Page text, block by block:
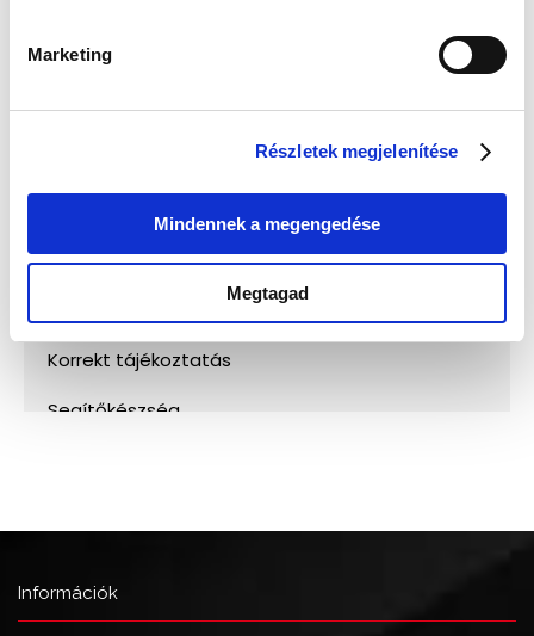
Marketing
Részletek megjelenítése
Mindennek a megengedése
Megtagad
Információk